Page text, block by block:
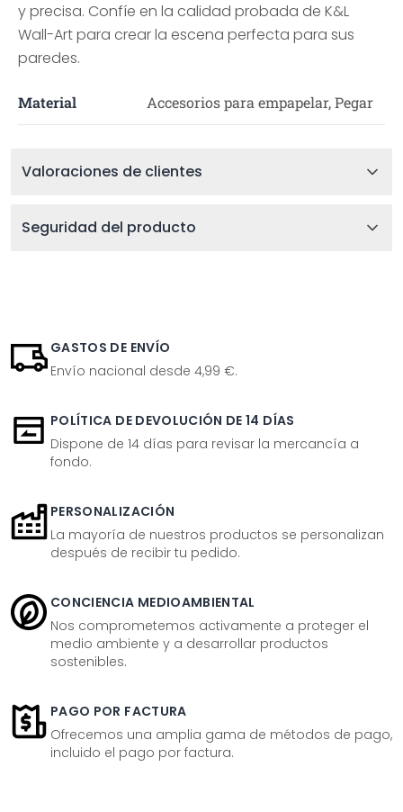
y precisa. Confíe en la calidad probada de K&L
Wall-Art para crear la escena perfecta para sus
paredes.
Material Accesorios para empapelar, Pegar
Valoraciones de clientes
Seguridad del producto
GASTOS DE ENVÍO
Envío nacional desde 4,99 €.
POLÍTICA DE DEVOLUCIÓN DE 14 DÍAS
Dispone de 14 días para revisar la mercancía a
fondo.
PERSONALIZACIÓN
La mayoría de nuestros productos se personalizan
después de recibir tu pedido.
CONCIENCIA MEDIOAMBIENTAL
Nos comprometemos activamente a proteger el
medio ambiente y a desarrollar productos
sostenibles.
PAGO POR FACTURA
Ofrecemos una amplia gama de métodos de pago,
incluido el pago por factura.